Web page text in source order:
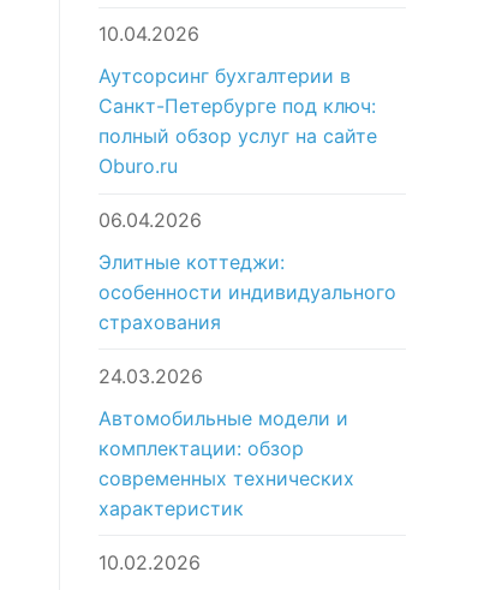
10.04.2026
Аутсорсинг бухгалтерии в
Санкт-Петербурге под ключ:
полный обзор услуг на сайте
Oburo.ru
06.04.2026
Элитные коттеджи:
особенности индивидуального
страхования
24.03.2026
Автомобильные модели и
комплектации: обзор
современных технических
характеристик
10.02.2026